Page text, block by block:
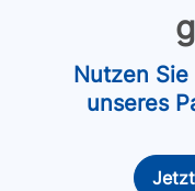
Nutzen
unseres